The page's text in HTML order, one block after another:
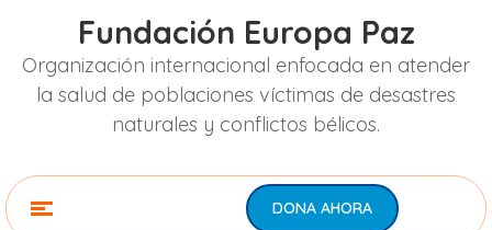
Fundación Europa Paz
Organización internacional enfocada en atender
la salud de poblaciones víctimas de desastres
naturales y conflictos bélicos.
DONA AHORA